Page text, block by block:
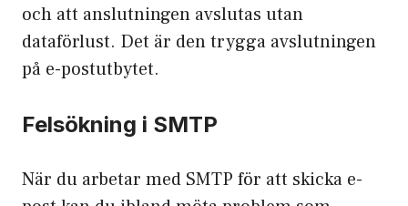
och att anslutningen avslutas utan
dataförlust. Det är den trygga avslutningen
på e-postutbytet.
Felsökning i SMTP
När du arbetar med SMTP för att skicka e-